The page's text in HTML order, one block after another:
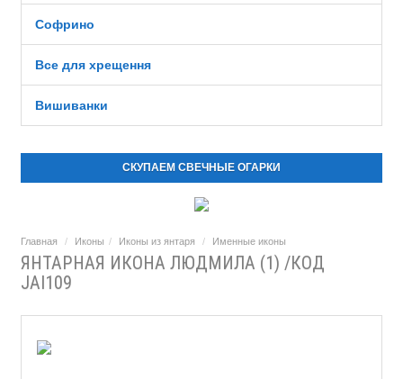
Софрино
Все для хрещення
Вишиванки
СКУПАЕМ СВЕЧНЫЕ ОГАРКИ
Главная Иконы Иконы из янтаря Именные иконы
ЯНТАРНАЯ ИКОНА ЛЮДМИЛА (1) /КОД
JAI109